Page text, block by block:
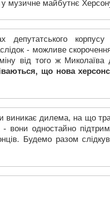
музичне майбутнє
корпусу
- можливе
від того ж Миколаїва
що нова
дилема, на що
вони одностайно
Будемо разом